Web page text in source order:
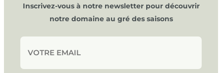
Inscrivez-vous à notre newsletter pour découvrir
notre domaine au gré des saisons